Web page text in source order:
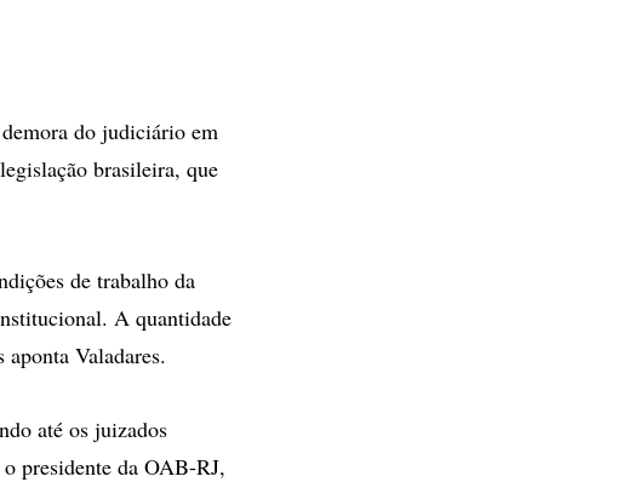
do judiciário em
brasileira, que
de trabalho da
A quantidade
Valadares.
até os juizados
presidente da OAB-RJ,